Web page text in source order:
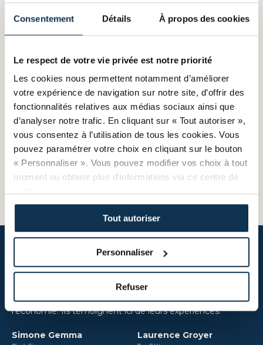
Consentement Détails À propos des cookies
Le respect de votre vie privée est notre priorité
Les cookies nous permettent notamment d’améliorer
votre expérience de navigation sur notre site, d’offrir des
fonctionnalités relatives aux médias sociaux ainsi que
d’analyser notre trafic. En cliquant sur « Tout autoriser »,
vous consentez à l’utilisation de tous les cookies. Vous
pouvez paramétrer votre choix en cliquant sur le bouton
« Personnaliser ». Vous pouvez modifier vos choix à tout
moment ou obtenir plus d'informations via ce centre de
Tout autoriser
Personnaliser
Refuser
France.
Paroles d'Artisans
Ils ont fait appel à leur CMA pour les accompagner
pendant la crise sanitaire et pour participer à la relance de
l'économie. Ils témoignent ici de leurs expériences.
Simone Gemma Laurence Groyer